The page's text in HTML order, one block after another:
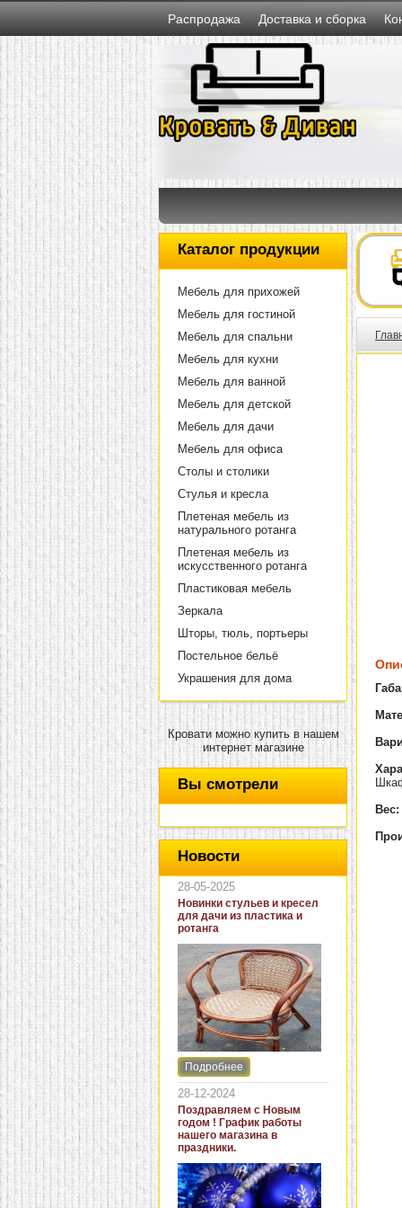
Распродажа Доставка и сборка
Каталог продукции
Мебель для прихожей
Мебель для гостиной
Мебель для спальни
Мебель для кухни
Мебель для ванной
Мебель для детской
Мебель для дачи
Мебель для офиса
Столы и столики
Стулья и кресла
Плетеная мебель из
натурального ротанга
Плетеная мебель из
искусственного ротанга
Пластиковая мебель
Зеркала
Шторы, тюль, портьеры
Постельное бельё
Украшения для дома
Кровати можно купить в нашем
интернет магазине
Вы смотрели
Новости
28-05-2025
Новинки стульев и кресел
для дачи из пластика и
ротанга
Интернет-магазин "Кровать
и диван" представляет
новинки стульев и кресел
для дачи. В ассортименте
представлены как
бюджетные модели из
пластика для дачи, так и
кресла для загородных
домов из натурального и
искусственного ротанга.
Подробнее
28-12-2024
Поздравляем с Новым
годом ! График работы
нашего магазина в
праздники.
Вес: